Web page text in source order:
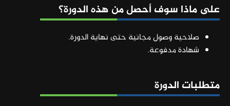
على ماذا سوف أحصل من هذه الدورة؟
صلاحية وصول مجانية حتى نهاية الدورة.
شهادة مدفوعة.
متطلبات الدورة